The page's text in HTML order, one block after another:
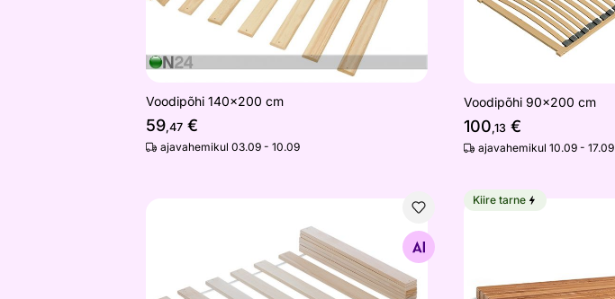
Voodipõhi 140x200 cm
59,47 €
ajavahemikul 03.09 - 10.09
Voodipõhi 90x200 cm
100,13 €
ajavahemikul 10.09 - 17.09
Otsi sarnaseid
Kiire tarne